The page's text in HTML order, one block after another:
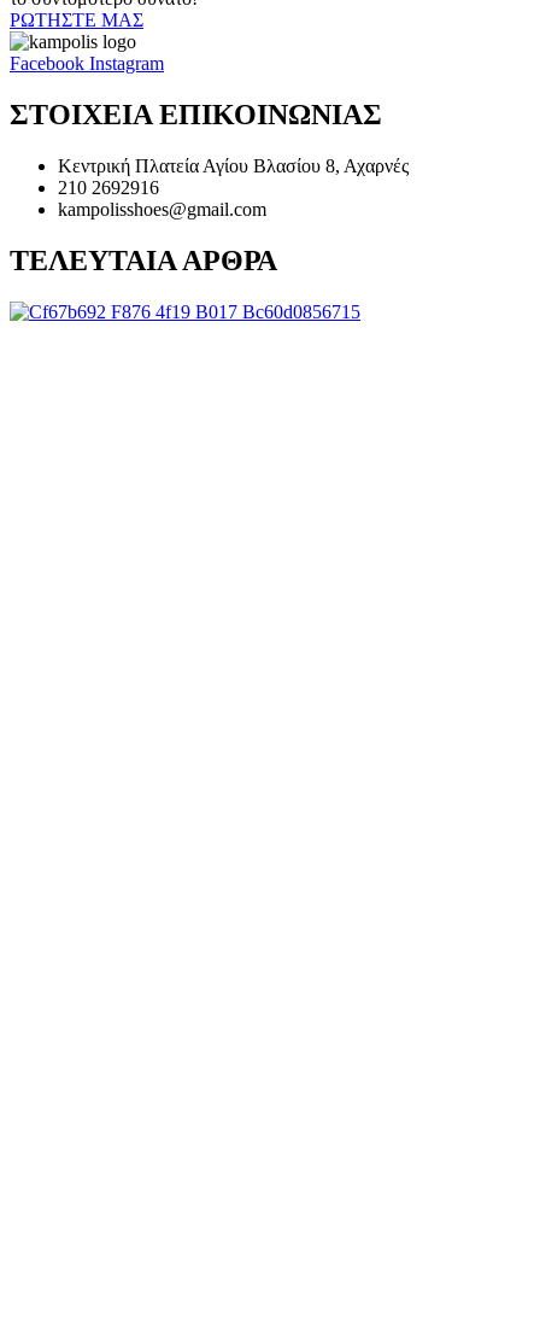
ΡΩΤΗΣΤΕ ΜΑΣ
Facebook Instagram
ΣΤΟΙΧΕΙΑ ΕΠΙΚΟΙΝΩΝΙΑΣ
Κεντρική Πλατεία Αγίου Βλασίου 8, Αχαρνές
210 2692916
kampolisshoes@gmail.com
ΤΕΛΕΥΤΑΙΑ ΑΡΘΡΑ